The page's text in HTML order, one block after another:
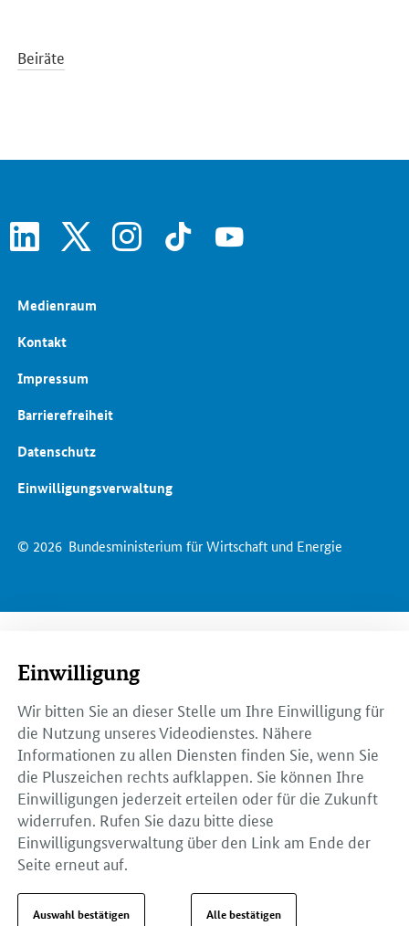
Beiräte
linkedin instagram tiktok youtube
© 2026 Bundesministerium für Wirtschaft und Energie
Medienraum
Kontakt
Impressum
Barrierefreiheit
Datenschutz
Einwilligungsverwaltung
Einwilligung
Wir bitten Sie an dieser Stelle um Ihre Einwilligung für
die Nutzung unseres Videodienstes. Nähere
Informationen zu allen Diensten finden Sie, wenn Sie
die Pluszeichen rechts aufklappen. Sie können Ihre
Einwilligungen jederzeit erteilen oder für die Zukunft
widerrufen. Rufen Sie dazu bitte diese
Einwilligungsverwaltung über den Link am Ende der
Seite erneut auf.
Auswahl bestätigen Alle bestätigen